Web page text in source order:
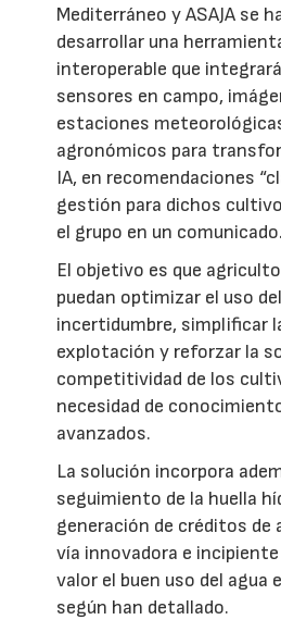
Mediterráneo y ASAJA se
desarrollar una
interoperable que
sensores en campo,
estaciones
agronómicos para
IA, en recomendaciones
gestión para dichos
el grupo en un comunicado.
El objetivo es que
puedan optimizar el uso
incertidumbre, simplificar
explotación y reforzar la
competitividad de los
necesidad de
avanzados.
La solución incorpora
seguimiento de la huella
generación de créditos de
vía innovadora e
valor el buen uso del agua
según han detallado.